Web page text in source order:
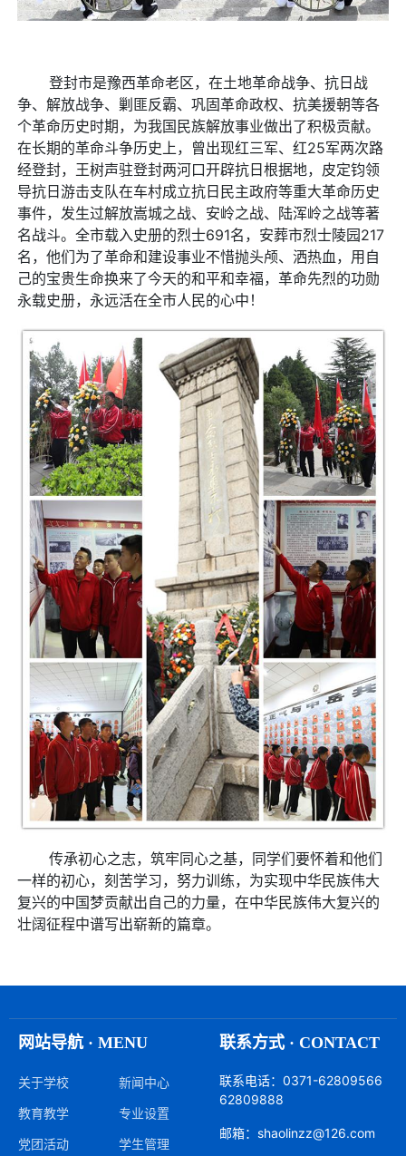
登封市是豫西革命老区，在土地革命战争、抗日战
争、解放战争、剿匪反霸、巩固革命政权、抗美援朝等各
个革命历史时期，为我国民族解放事业做出了积极贡献。
在长期的革命斗争历史上，曾出现红三军、红25军两次路
经登封，王树声驻登封两河口开辟抗日根据地，皮定钧领
导抗日游击支队在车村成立抗日民主政府等重大革命历史
事件，发生过解放嵩城之战、安岭之战、陆浑岭之战等著
名战斗。全市载入史册的烈士691名，安葬市烈士陵园217
名，他们为了革命和建设事业不惜抛头颅、洒热血，用自
己的宝贵生命换来了今天的和平和幸福，革命先烈的功勋
永载史册，永远活在全市人民的心中！
传承初心之志，筑牢同心之基，同学们要怀着和他们
一样的初心，刻苦学习，努力训练，为实现中华民族伟大
复兴的中国梦贡献出自己的力量，在中华民族伟大复兴的
壮阔征程中谱写出崭新的篇章。
网站导航 · MENU
关于学校
新闻中心
教育教学
专业设置
党团活动
学生管理
联系方式 · CONTACT
联系电话：0371-62809566
62809888
邮箱：shaolinzz@126.com